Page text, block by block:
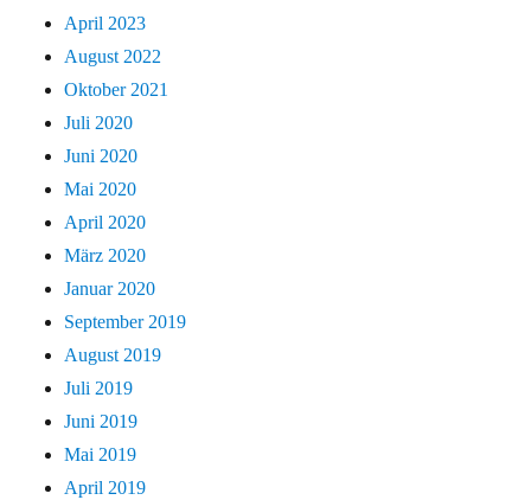
April 2023
August 2022
Oktober 2021
Juli 2020
Juni 2020
Mai 2020
April 2020
März 2020
Januar 2020
September 2019
August 2019
Juli 2019
Juni 2019
Mai 2019
April 2019